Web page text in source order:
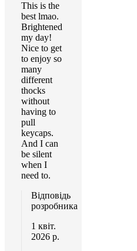
This is the
best lmao.
Brightened
my day!
Nice to get
to enjoy so
many
different
thocks
without
having to
pull
keycaps.
And I can
be silent
when I
need to.
Відповідь
розробника
1 квіт.
2026 р.